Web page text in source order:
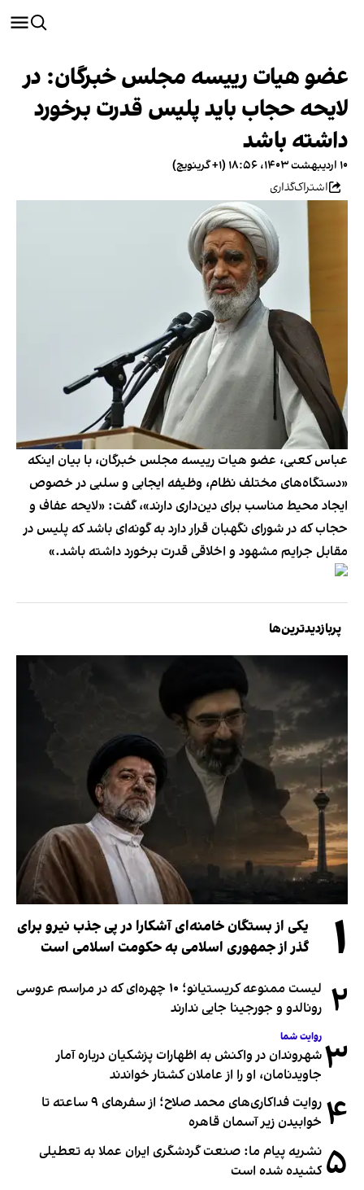
عضو هیات رییسه مجلس خبرگان: در
لایحه حجاب باید پلیس قدرت برخورد
داشته باشد
۱۰ اردیبهشت ۱۴۰۳، ۱۸:۵۶ (‎+۱ گرینویچ)
اشتراک‌گذاری
عباس کعبی، عضو هیات رییسه مجلس خبرگان، با بیان اینکه
«دستگاه‌های مختلف نظام، وظیفه ایجابی و سلبی در خصوص
ایجاد محیط مناسب برای دین‌داری دارند»، گفت: «لایحه عفاف و
حجاب که در شورای نگهبان قرار دارد به گونه‌ای باشد که پلیس در
مقابل جرایم مشهود و اخلاقی قدرت برخورد داشته باشد.»
پربازدیدترین‌ها
۱
یکی از بستگان خامنه‌ای آشکارا در پی جذب نیرو برای
گذر از جمهوری اسلامی به حکومت اسلامی است
۲
لیست ممنوعه کریستیانو؛ ۱۰ چهره‌ای که در مراسم عروسی
رونالدو و جورجینا جایی ندارند
۳ روایت شما
شهروندان در واکنش به اظهارات پزشکیان درباره آمار
جاویدنامان، او را از عاملان کشتار خواندند
۴
روایت فداکاری‌های محمد صلاح؛ از سفرهای ۹ ساعته تا
خوابیدن زیر آسمان قاهره
۵ نشریه پیام ما: صنعت گردشگری ایران عملا به تعطیلی
کشیده شده است